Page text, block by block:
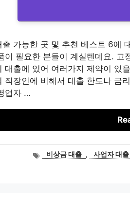
출 가능한 곳 및 추천 베스트 6에
이 필요한 분들이 계실텐데요.
대출에 있어 여러가지 제약이 있
직장인에 비해서 대출 한도나 금
업자 …
태비상금 대출 , 사업자 대출